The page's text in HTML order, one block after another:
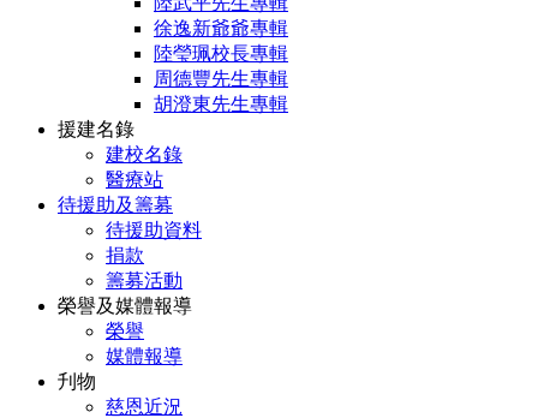
徐逸新爺爺專輯
陸瑩珮校長專輯
周德豐先生專輯
胡澄東先生專輯
援建名錄
建校名錄
醫療站
待援助及籌募
待援助資料
捐款
籌募活動
榮譽及媒體報導
榮譽
媒體報導
刋物
慈恩近況